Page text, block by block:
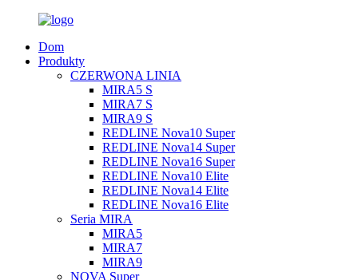
Dom
Produkty
CZERWONA LINIA
MIRA5 S
MIRA7 S
MIRA9 S
REDLINE Nova10 Super
REDLINE Nova14 Super
REDLINE Nova16 Super
REDLINE Nova10 Elite
REDLINE Nova14 Elite
REDLINE Nova16 Elite
Seria MIRA
MIRA5
MIRA7
MIRA9
NOVA Super